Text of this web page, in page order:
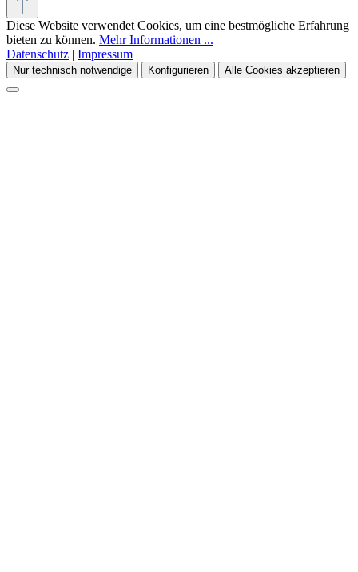
Diese Website verwendet Cookies, um eine bestmögliche Erfahrung
bieten zu können. Mehr Informationen ...
Datenschutz | Impressum
Nur technisch notwendige Konfigurieren Alle Cookies akzeptieren